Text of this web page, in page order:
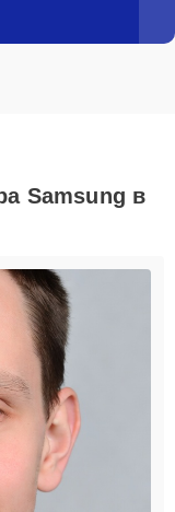
Samsung в